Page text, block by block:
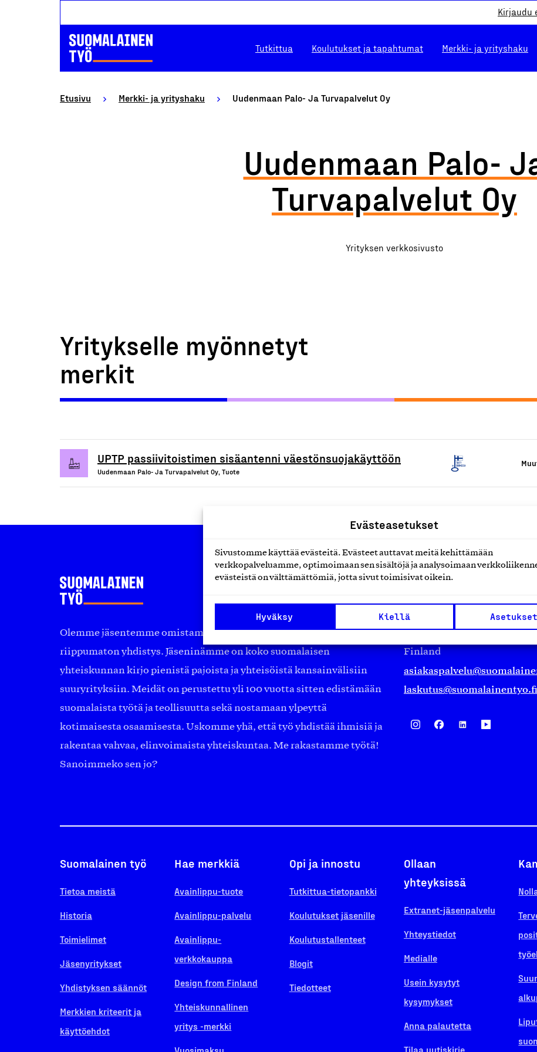
Evästeasetukset
Sivustomme käyttää evästeitä. Evästeet auttavat meitä kehittämään
verkkopalveluamme, optimoimaan sen sisältöjä ja analysoimaan
evästeistä on välttämättömiä, jotta sivut toimisivat oikein.
Hyväksy Kiellä Asetukset
Kirjaudu
Tutkittua Koulutukset ja tapahtumat Merkki- ja yrityshaku
Etusivu Merkki- ja yrityshaku Uudenmaan Palo- Ja Turvapalvelut Oy
Uudenmaan Palo-
Turvapalvelut Oy
Yrityksen verkkosivusto
Yritykselle myönnetyt
merkit
UPTP passiivitoistimen sisäantenni väestönsuojakäyttöön
Uudenmaan Palo- Ja Turvapalvelut Oy, Tuote
Olemme jäsentemme omistama puolueeton, työmarkkinajärjestöistä
riippumaton yhdistys. Jäseninämme on koko suomalaisen
yhteiskunnan kirjo pienistä pajoista ja yhteisöistä kansainvälisiin
suuryrityksiin. Meidät on perustettu yli 100 vuotta sitten edistämään
suomalaista työtä ja teollisuutta sekä nostamaan ylpeyttä
kotimaisesta osaamisesta. Uskomme yhä, että työ yhdistää ihmisiä ja
rakentaa vahvaa, elinvoimaista yhteiskuntaa. Me rakastamme työtä!
Sanoimmeko sen jo?
Eteläranta 14,
00130 Helsinki
Finland
laskutus@suomalainentyo.fi
Suomalainen työ
Tietoa meistä
Historia
Toimielimet
Jäsenyritykset
Yhdistyksen säännöt
Merkkien kriteerit ja
käyttöehdot
Hae merkkiä
Avainlippu-tuote
Avainlippu-palvelu
Avainlippu-
verkkokauppa
Design from Finland
Yhteiskunnallinen
yritys -merkki
Opi ja innostu
Tutkittua-tietopankki
Koulutukset jäsenille
Koulutustallenteet
Blogit
Tiedotteet
Ollaan
yhteyksissä
Extranet-jäsenpalvelu
Yhteystiedot
Medialle
Usein kysytyt
kysymykset
Anna palautetta
Tilaa uutiskirje